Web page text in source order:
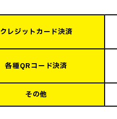
クレジットカード決済
各種QRコード決済
その他